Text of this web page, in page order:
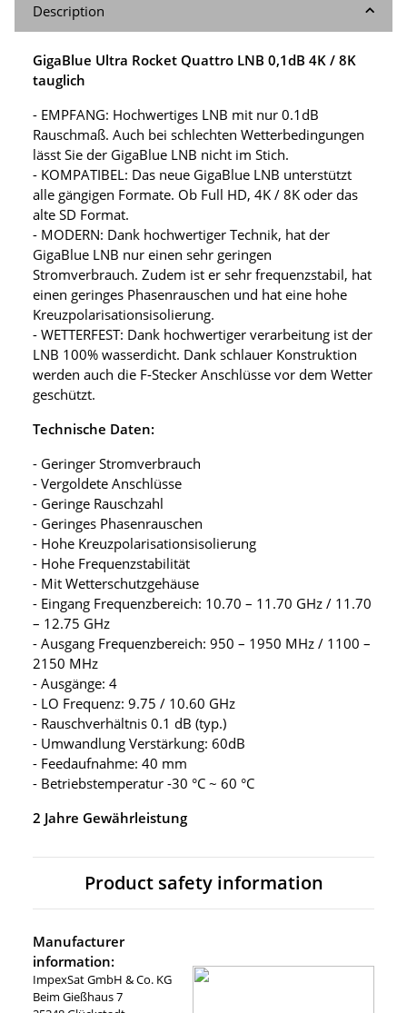
Description
GigaBlue Ultra Rocket Quattro LNB 0,1dB 4K / 8K
tauglich
- EMPFANG: Hochwertiges LNB mit nur 0.1dB
Rauschmaß. Auch bei schlechten Wetterbedingungen
lässt Sie der GigaBlue LNB nicht im Stich.
- KOMPATIBEL: Das neue GigaBlue LNB unterstützt
alle gängigen Formate. Ob Full HD, 4K / 8K oder das
alte SD Format.
- MODERN: Dank hochwertiger Technik, hat der
GigaBlue LNB nur einen sehr geringen
Stromverbrauch. Zudem ist er sehr frequenzstabil, hat
einen geringes Phasenrauschen und hat eine hohe
Kreuzpolarisationsisolierung.
- WETTERFEST: Dank hochwertiger verarbeitung ist der
LNB 100% wasserdicht. Dank schlauer Konstruktion
werden auch die F-Stecker Anschlüsse vor dem Wetter
geschützt.
Technische Daten:
- Geringer Stromverbrauch
- Vergoldete Anschlüsse
- Geringe Rauschzahl
- Geringes Phasenrauschen
- Hohe Kreuzpolarisationsisolierung
- Hohe Frequenzstabilität
- Mit Wetterschutzgehäuse
- Eingang Frequenzbereich: 10.70 – 11.70 GHz / 11.70
– 12.75 GHz
- Ausgang Frequenzbereich: 950 – 1950 MHz / 1100 –
2150 MHz
- Ausgänge: 4
- LO Frequenz: 9.75 / 10.60 GHz
- Rauschverhältnis 0.1 dB (typ.)
- Umwandlung Verstärkung: 60dB
- Feedaufnahme: 40 mm
- Betriebstemperatur -30 °C ~ 60 °C
2 Jahre Gewährleistung
Product safety information
Manufacturer
information:
ImpexSat GmbH & Co. KG
Beim Gießhaus 7